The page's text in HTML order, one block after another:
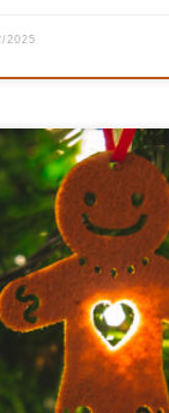
2025
anche
per tutti noi, grandi e
come sempre (come
di Natale di Radio
chi ama la buona […]